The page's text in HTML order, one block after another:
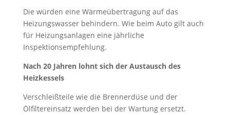
Die würden eine Wärmeübertragung auf das
Heizungswasser behindern. Wie beim Auto gilt auch
für Heizungsanlagen eine jährliche
Inspektionsempfehlung.
Nach 20 Jahren lohnt sich der Austausch des
Heizkessels
Verschleißteile wie die Brennerdüse und der
Ölfiltereinsatz werden bei der Wartung ersetzt.